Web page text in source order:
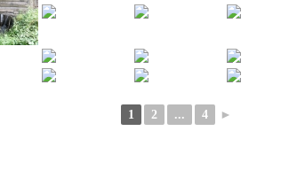
1 2 ... 4 ►